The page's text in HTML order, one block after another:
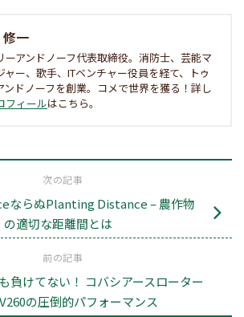
一
ーアンドノーフ代表取締役。消防士、芸能マ
ャー、歌手、ITベンチャー役員を経て、トゥ
ンドノーフを創業。コメで世界を獲る！詳し
フィールはこちら。
次の記事
ならぬPlanting Distance – 農作物
の適切な距離間とは
前の記事
負けてない！ コバシアースローター
の圧倒的パフォーマンス